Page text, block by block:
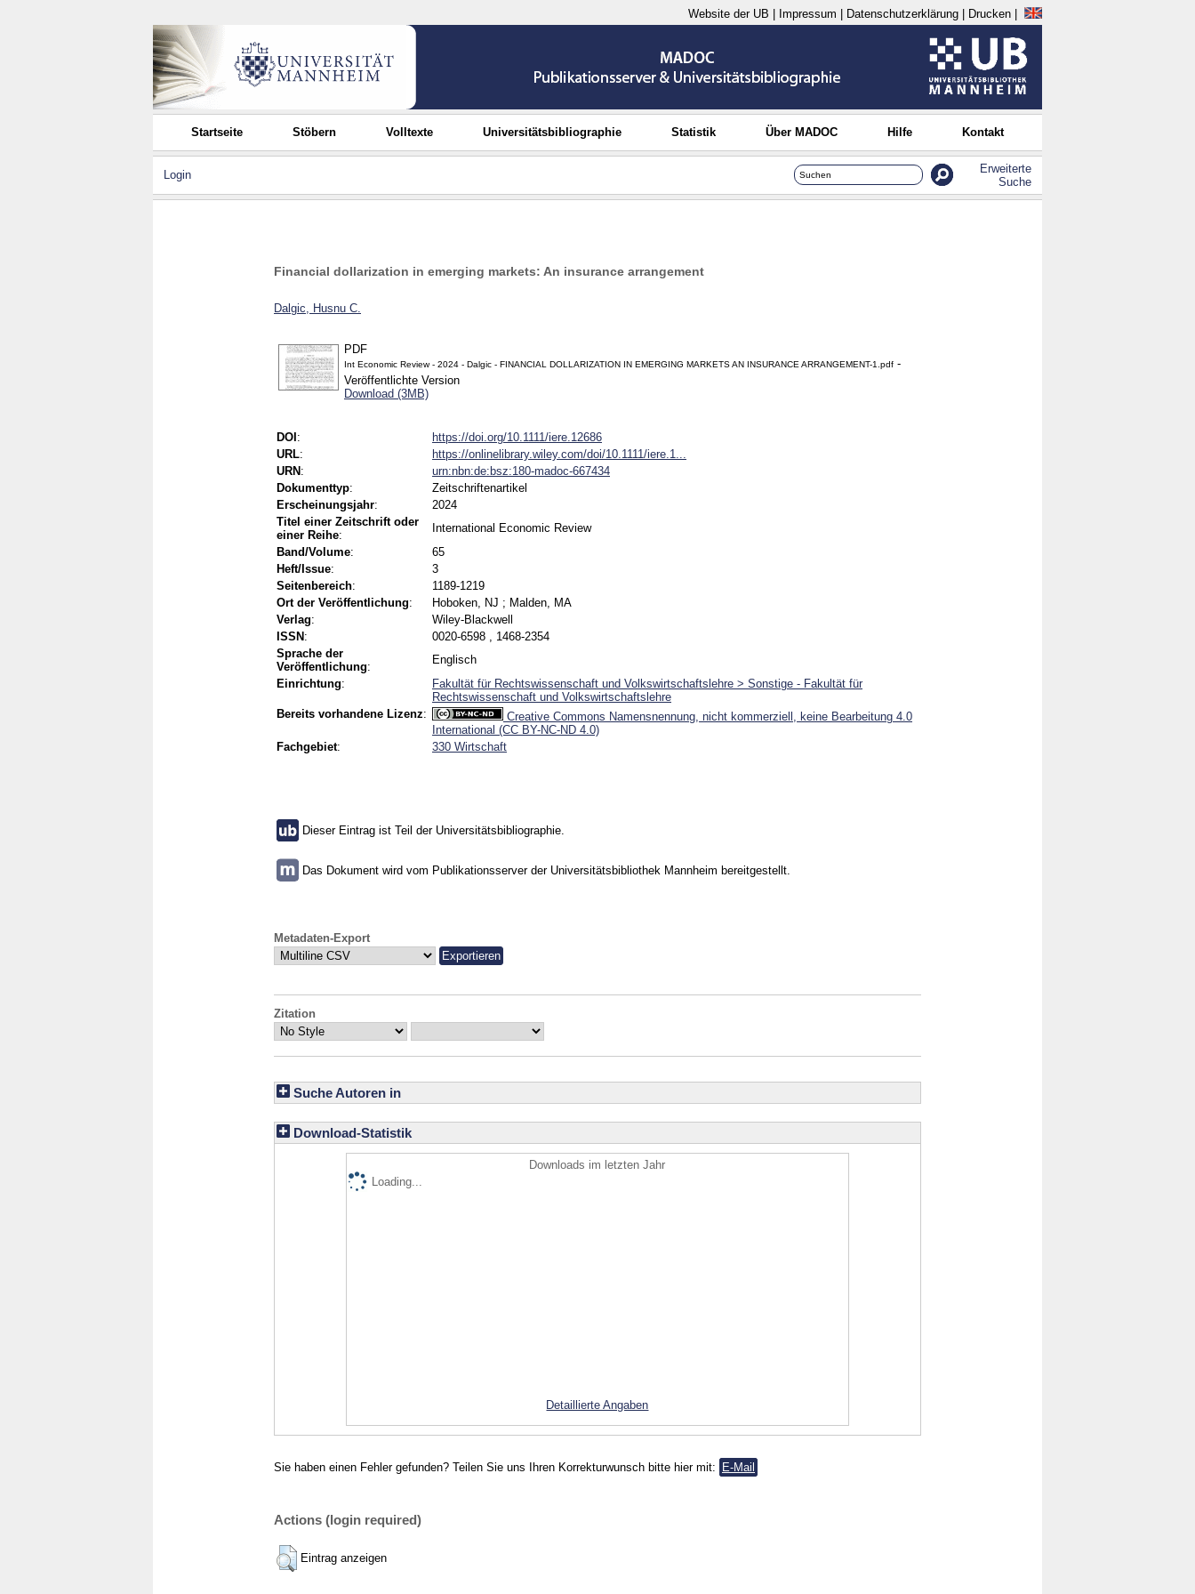
Website der UB Impressum Datenschutzerklärung Drucken
Startseite Stöbern Volltexte Universitätsbibliographie Statistik Über MADOC Hilfe Kontakt
Login
Erweiterte
Suche
Financial dollarization in emerging markets: An insurance arrangement
Dalgic, Husnu C.
PDF
Int Economic Review - 2024 - Dalgic - FINANCIAL DOLLARIZATION IN EMERGING MARKETS AN INSURANCE ARRANGEMENT-1.pdf -
Veröffentlichte Version
Download (3MB)
DOI :
https://doi.org/10.1111/iere.12686
URL:
https://onlinelibrary.wiley.com/doi/10.1111/iere.1...
URN :
urn:nbn:de:bsz:180-madoc-667434
Dokumenttyp:
Zeitschriftenartikel
Erscheinungsjahr:
2024
Titel einer Zeitschrift oder
einer Reihe:
International Economic Review
Band/Volume:
65
Heft/Issue:
3
Seitenbereich:
1189-1219
Ort der Veröffentlichung:
Hoboken, NJ ; Malden, MA
Verlag:
Wiley-Blackwell
ISSN :
0020-6598 , 1468-2354
Sprache der
Veröffentlichung:
Englisch
Einrichtung:
Fakultät für Rechtswissenschaft und Volkswirtschaftslehre > Sonstige - Fakultät für
Rechtswissenschaft und Volkswirtschaftslehre
Bereits vorhandene Lizenz:
Creative Commons Namensnennung, nicht kommerziell, keine Bearbeitung 4.0
International (CC BY-NC-ND 4.0)
Fachgebiet: 330 Wirtschaft
Dieser Eintrag ist Teil der Universitätsbibliographie.
Das Dokument wird vom Publikationsserver der Universitätsbibliothek Mannheim bereitgestellt.
Metadaten-Export
Zitation
Suche Autoren in
Download-Statistik
Downloads im letzten Jahr
Loading...
Detaillierte Angaben
Sie haben einen Fehler gefunden? Teilen Sie uns Ihren Korrekturwunsch bitte hier mit: E-Mail
Actions (login required)
Eintrag anzeigen